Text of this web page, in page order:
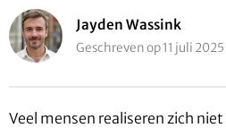
Jayden Wassink
Geschreven op 11 juli 2025
Veel mensen realiseren zich